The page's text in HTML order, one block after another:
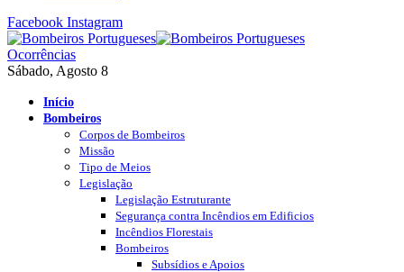
Facebook Instagram
Ocorrências
Sábado, Agosto 8
Início
Bombeiros
Corpos de Bombeiros
Missão
Tipo de Meios
Legislação
Legislação Estruturante
Segurança contra Incêndios em Edificios
Incêndios Florestais
Bombeiros
Subsídios e Apoios